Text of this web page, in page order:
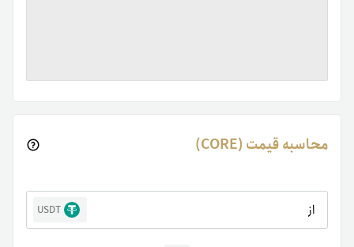
محاسبه قیمت (CORE)
از USDT